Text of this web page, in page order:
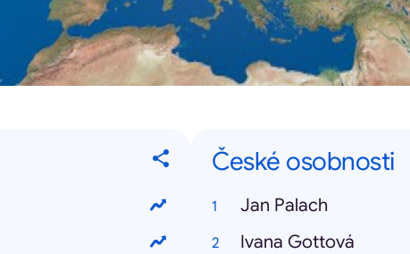
České osobnosti
Jan Palach
Ivana Gottová